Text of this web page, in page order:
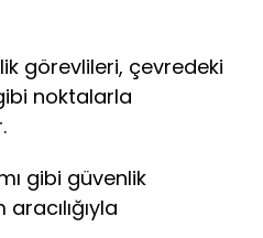
görevlileri, çevredeki
noktalarla
gibi güvenlik